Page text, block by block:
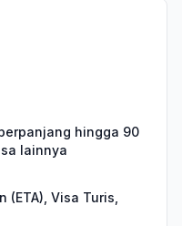
hingga 90
lainnya
Visa Turis,